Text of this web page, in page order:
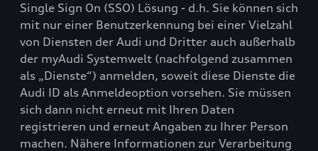
Single Sign On (SSO) Lösung - d.h. Sie können sich
mit nur einer Benutzerkennung bei einer Vielzahl
von Diensten der Audi und Dritter auch außerhalb
der myAudi Systemwelt (nachfolgend zusammen
als „Dienste“) anmelden, soweit diese Dienste die
Audi ID als Anmeldeoption vorsehen. Sie müssen
sich dann nicht erneut mit Ihren Daten
registrieren und erneut Angaben zu Ihrer Person
machen. Nähere Informationen zur Verarbeitung